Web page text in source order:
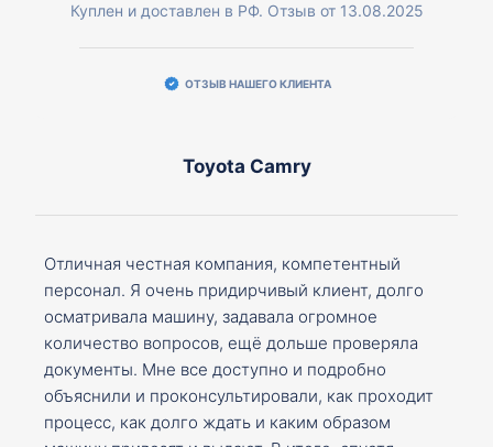
Куплен и доставлен в РФ. Отзыв от 13.08.2025
ОТЗЫВ НАШЕГО КЛИЕНТА
Toyota Camry
Отличная честная компания, компетентный
персонал. Я очень придирчивый клиент, долго
осматривала машину, задавала огромное
количество вопросов, ещё дольше проверяла
документы. Мне все доступно и подробно
объяснили и проконсультировали, как проходит
процесс, как долго ждать и каким образом